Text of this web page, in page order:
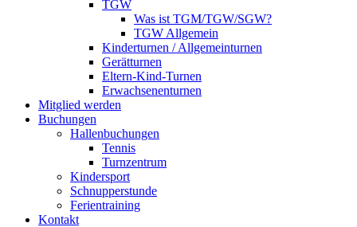
TGW
Was ist TGM/TGW/SGW?
TGW Allgemein
Kinderturnen / Allgemeinturnen
Gerätturnen
Eltern-Kind-Turnen
Erwachsenenturnen
Mitglied werden
Buchungen
Hallenbuchungen
Tennis
Turnzentrum
Kindersport
Schnupperstunde
Ferientraining
Kontakt